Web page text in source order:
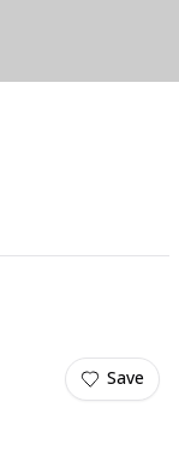
Save